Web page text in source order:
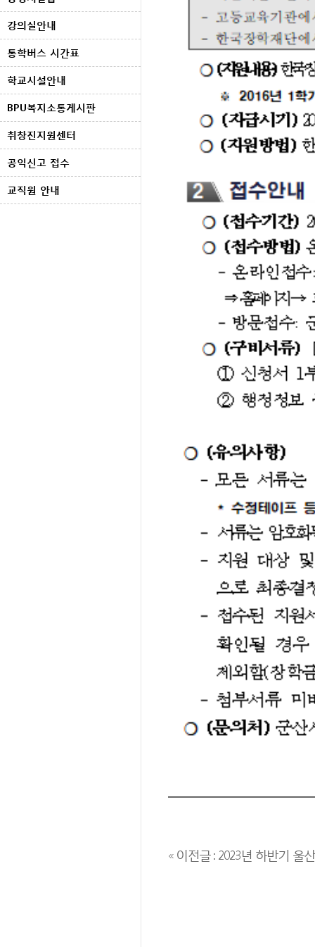
강의실안내
통학버스 시간표
학교시설안내
BPU복지소통게시판
취창진지원센터
공익신고 접수
교직원 안내
« 이전글 : 2023년 하반기 울